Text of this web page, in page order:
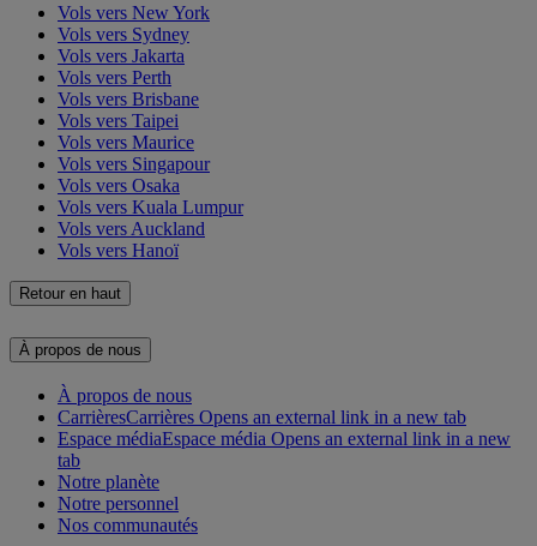
Vols vers New York
Vols vers Sydney
Vols vers Jakarta
Vols vers Perth
Vols vers Brisbane
Vols vers Taipei
Vols vers Maurice
Vols vers Singapour
Vols vers Osaka
Vols vers Kuala Lumpur
Vols vers Auckland
Vols vers Hanoï
Retour en haut
À propos de nous
À propos de nous
CarrièresCarrières Opens an external link in a new tab
Espace médiaEspace média Opens an external link in a new
tab
Notre planète
Notre personnel
Nos communautés